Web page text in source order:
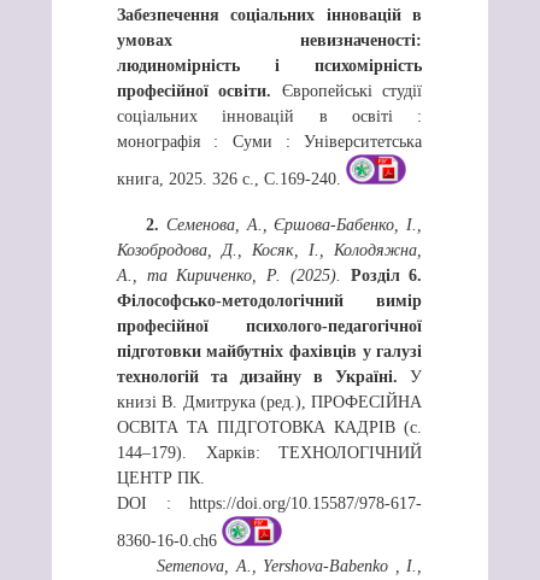
Забезпечення соціальних інновацій в
умовах невизначеності:
людиномірність і психомірність
професійної освіти. Європейські студії
соціальних інновацій в освіті :
монографія : Суми : Університетська
книга, 2025. 326 c., С.169-240.
2. Семенова, А., Єршова-Бабенко, І.,
Козобродова, Д., Косяк, І., Колодяжна,
А., та Кириченко, Р. (2025). Розділ 6.
Філософсько-методологічний вимір
професійної психолого-педагогічної
підготовки майбутніх фахівців у галузі
технологій та дизайну в Україні. У
книзі В. Дмитрука (ред.), ПРОФЕСІЙНА
ОСВІТА ТА ПІДГОТОВКА КАДРІВ (с.
144–179). Харків: ТЕХНОЛОГІЧНИЙ
ЦЕНТР ПК.
DOI : https://doi.org/10.15587/978-617-
8360-16-0.ch6
Semenova, A., Yershova-Babenko , I.,